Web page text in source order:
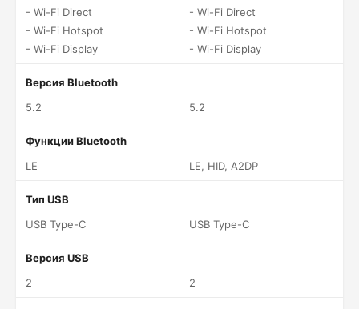
- Wi-Fi Direct
- Wi-Fi Hotspot
- Wi-Fi Display
- Wi-Fi Direct
- Wi-Fi Hotspot
- Wi-Fi Display
Версия Bluetooth
5.2
5.2
Функции Bluetooth
LE
LE, HID, A2DP
Тип USB
USB Type-C
USB Type-C
Версия USB
2
2